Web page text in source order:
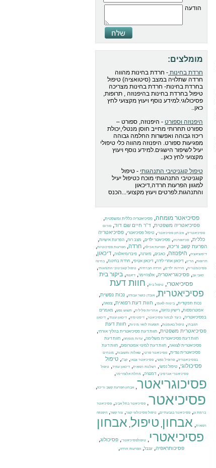
הודעה
מומלצים:
חרדת בחינות - חרדת בחינות מהווה
חרדה שתלויה במצב (סיטואציה) טיפול
בחרדת בחינות- חרדת בחינות מצריכה
טיפול בחרדת בחינות בהיפנוזה , תרופות,
פסיכולוגי.למידע נוסף ויעוץ מקצועי לחץ
כאן..
היפנוזה וספורט - היפנוזה, ספורט –
ספורט תחרותי מחייב חוסן מנטלי,יכולת
ריכוז גבוהה ואפשרות החלמה גבוהה
מפגיעות ספורט. היפנוזה מהווה כלי טיפולי
יעיל לשיפור הישגים.למידע נוסף ויעוץ
מקצועי לחץ כאן..
טיפול קוגניטיבי התנהגותי - טיפול
קוגניטיבי התנהגותי מוכח כטיפול יעיל
למגוון הפרעות חרדה,דיכאון
והתנהגות.לפרטים ויעוץ מקצועי...הכנס
פסיכיאטר מומחה, פסיכיאטריה כללית ומשפטית,
פסיכיאטריה משפטית, ד"ר חיים שם דוד, פורום
פסיכיאטריה,איבחון פסיכיאטרי,טיפול פסיכיאטרי,פסיכיאטריה
כללית, סכיזופרניה, פסיכיאטר ילדים, מצב רוח, הפרעת אישיות,
הפרעת קשב וריכוז, הפרעת אכילה, חרדה, הפרעות פסיכוטיות,
דיסוציאציה, היפנוזה, כאבים, מיגרנה, פיברומיאלגיה, דיכאון,
תרופות,הריון,דיכאון אחרי לידה,דיכאון אטיפי,חרדת בחינות,בחינה
פסיכומטרית, חרדות ילדים, חרדה חברתית,טיפול קוגניטיבי התנהגותי,
כאבי גב,פסיכוגריאטריה,אלצהיימר,דיאטה,ביקור בית
פסיכיאטרי, טיפול בית, חוות דעת
פסיכיאטרית, אובדן כושר עבודה, נכות נפשית,
נכות תפקודית,ביטוח לאומי, חוות דעת רפואית,צוואה,
אפוטרופסות, רישיון נהיגה, אחריות פלילית, תשוש נפש, מאמרים
בפסיכיאטריה,כיצד לבחור פסיכיאטר,דיסטימיה,דיכאון עונתי,דיכאון
תגובתי,טיפול באומנות,תופעות לוואי מיניות, חוות דעת
פסיכיאטרית משפטית,חוות דעת פסיכיאטרית בהליך אזרחי,
חוות דעת פסיכיאטרית משלימה, עדות מומחה, חוות דעת
פסיכיאטרית לצוואה,חוות דעת למינוי אפוטרופוס,חוות דעת
פסיכיאטרית נגדית,פסיכיאטר פרטי,שאלות ותשובות,מונחים
בפסיכיאטריה,פרופיל נפשי,פסיכיאטר צבאי,קב"ן,טיפול
פסיכולוגי, טיפול נפשי, רשלנות רפואית, דיכאון עמיד, טיפול
פסיכיאטרי אגרסיבי,דמנציה, מחלת אלצהיימר,
פסיכוגריאטר, אבחון הפרעת קשב וריכוז,
פסיכיאטר, פסיכיאטר בתל אביב, פסיכיאטר
ברמת גן, פסיכיאטר בגבעתיים, טיפול פסיכולוגי קצר, צור קשר, היפנוזה
רפואית, אבחון, טיפול, אבחון
פסיכיאטרי, טיפולפסיכיאטרי, פסיכולוג,
פסיכותראפיה, ענבל, הפרעות חרדה,